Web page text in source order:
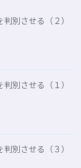
別させる（２）
別させる（１）
別させる（３）